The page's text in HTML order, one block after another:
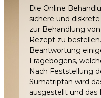
Die Online
sichere und
zur Behandlung
Rezept zu
Beantwortung
Fragebogens,
Nach Feststellung
Sumatriptan wird
ausgestellt und das